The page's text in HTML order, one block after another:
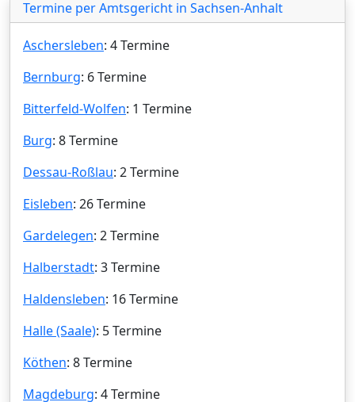
Termine per Amtsgericht in Sachsen-Anhalt
Aschersleben: 4 Termine
Bernburg: 6 Termine
Bitterfeld-Wolfen: 1 Termine
Burg: 8 Termine
Dessau-Roßlau: 2 Termine
Eisleben: 26 Termine
Gardelegen: 2 Termine
Halberstadt: 3 Termine
Haldensleben: 16 Termine
Halle (Saale): 5 Termine
Köthen: 8 Termine
Magdeburg: 4 Termine